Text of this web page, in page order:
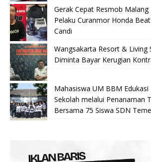
Gerak Cepat Resmob Malang
Pelaku Curanmor Honda
Candi
Wangsakarta Resort & Living
Diminta Bayar Kerugian
Mahasiswa UM BBM Edukasi
Sekolah melalui Penanaman
Bersama 75 Siswa SDN